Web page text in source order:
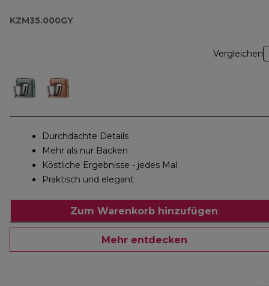
KZM35.000GY
Vergleichen
Durchdachte Details
Mehr als nur Backen
Köstliche Ergebnisse - jedes Mal
Praktisch und elegant
Zum Warenkorb hinzufügen
Mehr entdecken